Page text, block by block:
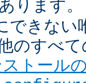
ります
できない
のすべ
トール